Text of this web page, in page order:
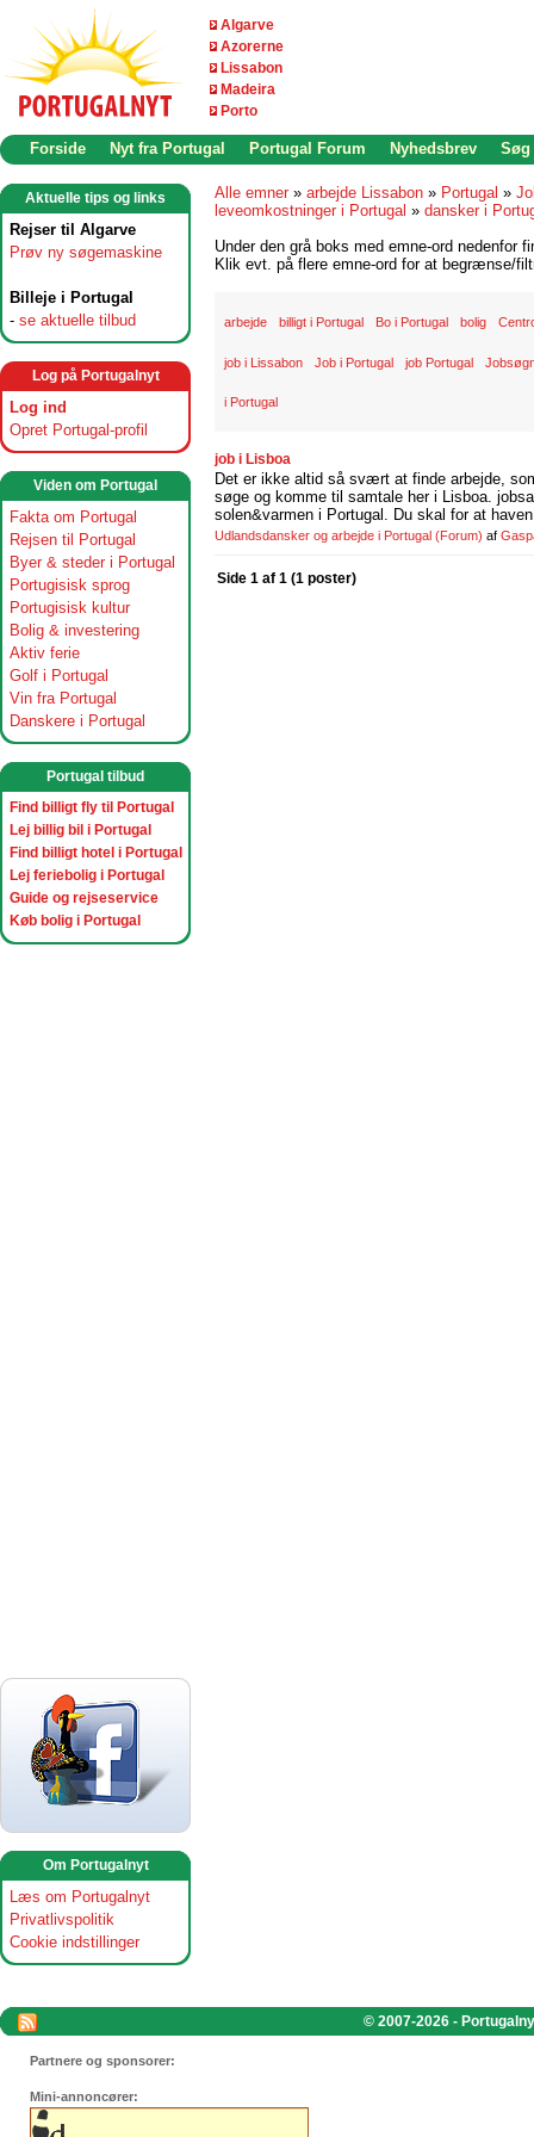
Algarve
Azorerne
Lissabon
Madeira
Porto
Forside Nyt fra Portugal Portugal Forum Nyhedsbrev Søg
Aktuelle tips og links
Rejser til Algarve
Prøv ny søgemaskine
Billeje i Portugal
- se aktuelle tilbud
Log på Portugalnyt
Log ind
Opret Portugal-profil
Viden om Portugal
Fakta om Portugal
Rejsen til Portugal
Byer & steder i Portugal
Portugisisk sprog
Portugisisk kultur
Bolig & investering
Aktiv ferie
Golf i Portugal
Vin fra Portugal
Danskere i Portugal
Portugal tilbud
Find billigt fly til Portugal
Lej billig bil i Portugal
Find billigt hotel i Portugal
Lej feriebolig i Portugal
Guide og rejseservice
Køb bolig i Portugal
Om Portugalnyt
Læs om Portugalnyt
Privatlivspolitik
Cookie indstillinger
Alle emner » arbejde Lissabon » Portugal »
leveomkostninger i Portugal » dansker i
Under den grå boks med emne-ord nedenfor
Klik evt. på flere emne-ord for at begrænse/
arbejde billigt i Portugal Bo i Portugal bolig
job i Lissabon Job i Portugal job Portugal
i Portugal
job i Lisboa
Det er ikke altid så svært at finde arbejde,
søge og komme til samtale her i Lisboa.
solen&varmen i Portugal. Du skal for at
Udlandsdansker og arbejde i Portugal (Forum) af
Side 1 af 1 (1 poster)
© 2007-2026 -
Partnere og sponsorer:
Mini-annoncører: